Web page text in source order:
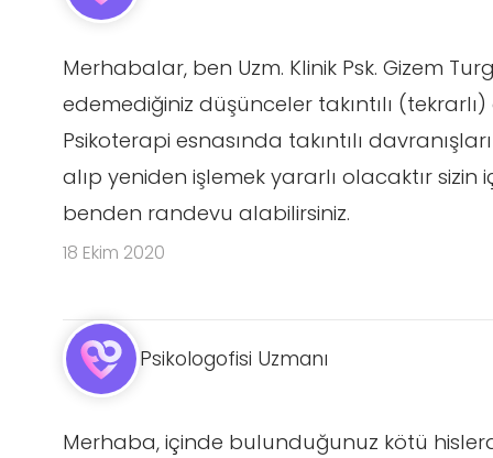
Merhabalar, ben Uzm. Klinik Psk. Gizem
edemediğiniz düşünceler takıntılı
Psikoterapi esnasında takıntılı
alıp yeniden işlemek yararlı olacaktır sizin
benden randevu alabilirsiniz.
18 Ekim 2020
Psikologofisi Uzmanı
Merhaba, içinde bulunduğunuz kötü